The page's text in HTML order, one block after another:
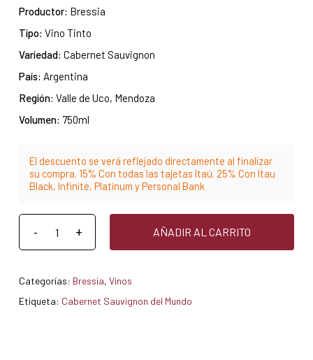
Productor: Bressia
Tipo: Vino Tinto
Variedad: Cabernet Sauvignon
País: Argentina
Región: Valle de Uco, Mendoza
Volumen: 750ml
El descuento se verá reflejado directamente al finalizar
su compra. 15% Con todas las tajetas Itaú. 25% Con Itau
Black, Infinite, Platinum y Personal Bank
AÑADIR AL CARRITO
Categorías: Bressia, Vinos
Etiqueta: Cabernet Sauvignon del Mundo